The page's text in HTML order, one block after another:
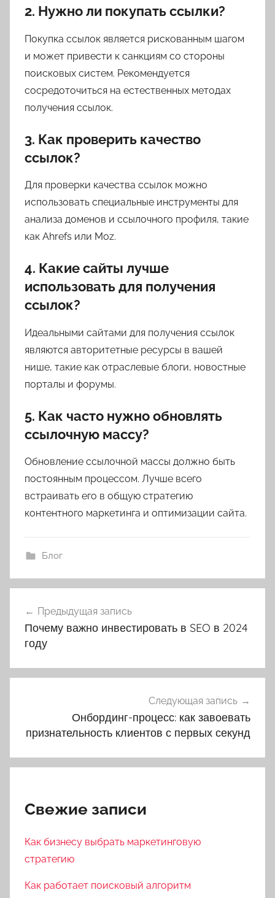
2. Нужно ли покупать ссылки?
Покупка ссылок является рискованным шагом
и может привести к санкциям со стороны
поисковых систем. Рекомендуется
сосредоточиться на естественных методах
получения ссылок.
3. Как проверить качество
ссылок?
Для проверки качества ссылок можно
использовать специальные инструменты для
анализа доменов и ссылочного профиля, такие
как Ahrefs или Moz.
4. Какие сайты лучше
использовать для получения
ссылок?
Идеальными сайтами для получения ссылок
являются авторитетные ресурсы в вашей
нише, такие как отраслевые блоги, новостные
порталы и форумы.
5. Как часто нужно обновлять
ссылочную массу?
Обновление ссылочной массы должно быть
постоянным процессом. Лучше всего
встраивать его в общую стратегию
контентного маркетинга и оптимизации сайта.
Блог
по
записям
Предыдущая запись
Почему важно инвестировать в SEO в 2024
году
Следующая запись
Онбординг-процесс: как завоевать
признательность клиентов с первых секунд
Свежие записи
Как бизнесу выбрать маркетинговую
стратегию
Как работает поисковый алгоритм